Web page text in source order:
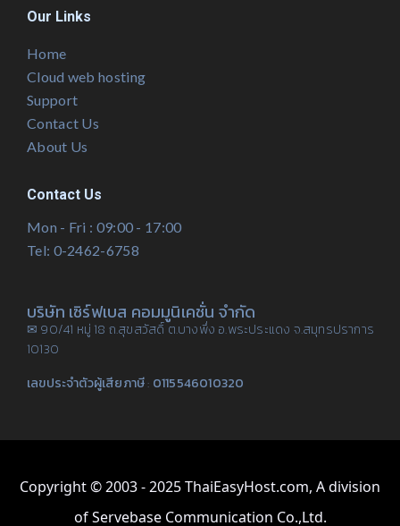
Our Links
Home
Cloud web hosting
Support
Contact Us
About Us
Contact Us
Mon - Fri : 09:00 - 17:00
Tel: 0-2462-6758
บริษัท เซิร์ฟเบส คอมมูนิเคชั่น จำกัด
✉ 90/41 หมู่ 18 ถ.สุขสวัสดิ์ ต.บางพึ่ง อ.พระประแดง จ.สมุทรปราการ
10130
เลขประจำตัวผู้เสียภาษี: 0115546010320
Copyright © 2003 - 2025 ThaiEasyHost.com, A division
of Servebase Communication Co.,Ltd.